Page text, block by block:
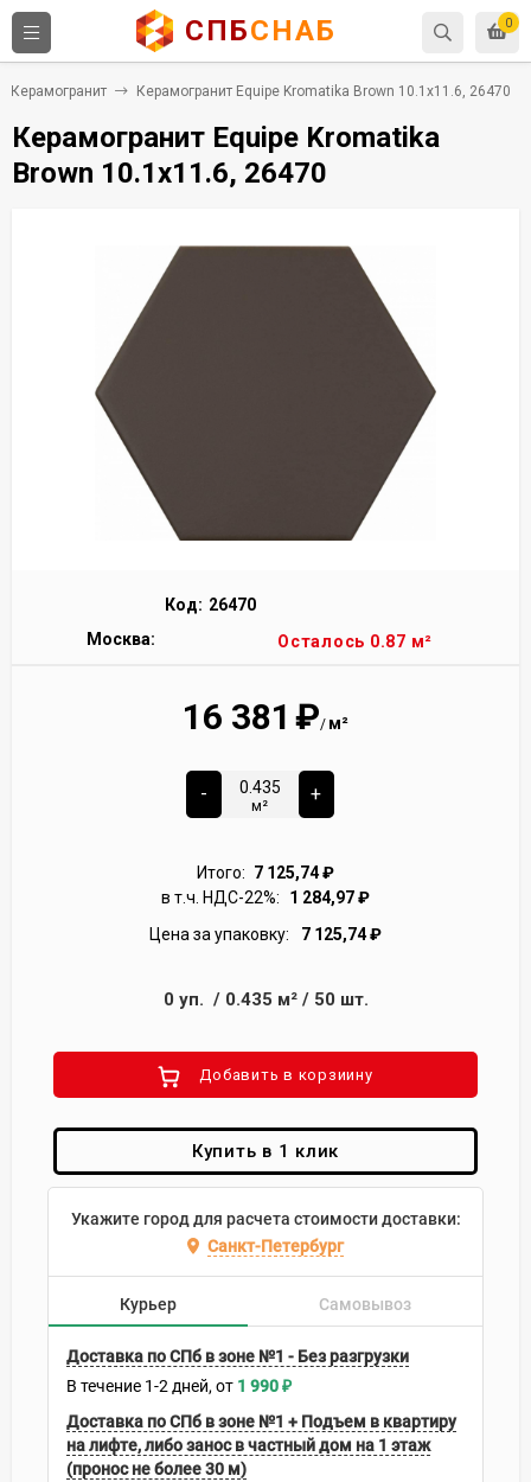
0
СПБСНАБ
Керамогранит Керамогранит Equipe Kromatika Brown 10.1x11.6, 26470
Керамогранит Equipe Kromatika
Brown 10.1x11.6, 26470
Код: 26470
Москва:
Осталось 0.87 м²
16 381 ₽/ м²
-
м²
+
Итого: 7 125,74₽
в т.ч. НДС-22%:
1 284,97₽
Цена за упаковку:
7 125,74₽
0 уп. / 0.435 м²/ 50 шт.
Добавить в корзиину
Купить в 1 клик
Укажите город для расчета стоимости доставки:
Санкт-Петербург
Курьер Самовывоз
Доставка по СПб в зоне №1 - Без разгрузки
В течение 1-2 дней 1 990₽
Доставка по СПб в зоне №1 + Подъем в квартиру
на лифте, либо занос в частный дом на 1 этаж
(пронос не более 30 м)